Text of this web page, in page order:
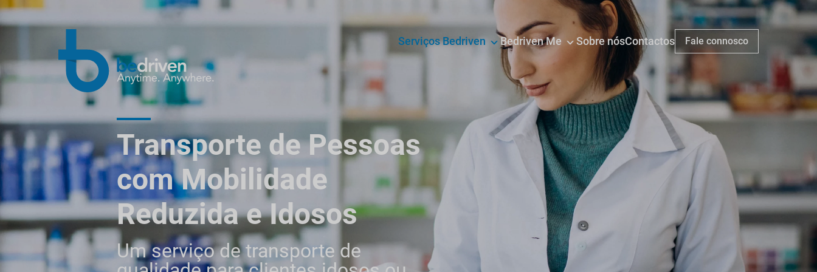
Serviços Bedriven Bedriven Me Sobre nósContactos Fale connosco
Transporte de Pessoas
com Mobilidade
Reduzida e Idosos
Um serviço de transporte de